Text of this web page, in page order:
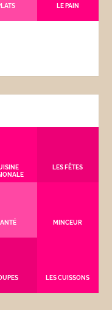
LE PAIN
LES FÊTES
MINCEUR
LES CUISSONS